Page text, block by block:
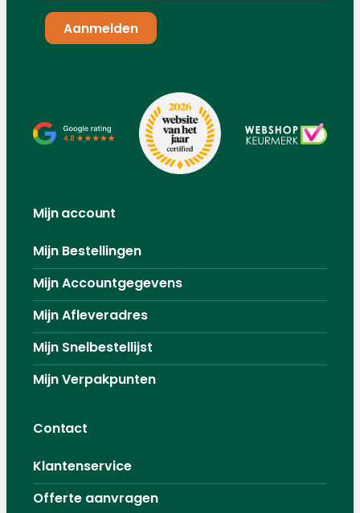
Mijn account
Mijn Bestellingen
Mijn Accountgegevens
Mijn Afleveradres
Mijn Snelbestellijst
Mijn Verpakpunten
Contact
Klantenservice
Offerte aanvragen